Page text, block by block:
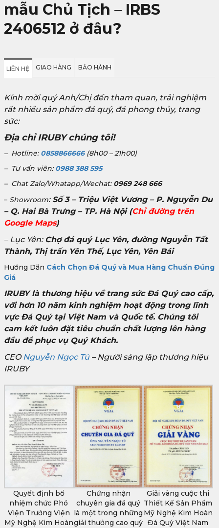
mẫu Chủ Tịch – IRBS
2406512 ở đâu?
LIÊN HỆ GIAO HÀNG BẢO HÀNH
Kính mời quý Anh/Chị đến tham quan, trải nghiệm
rất nhiều sản phẩm đá quý, đá phong thủy, trang
sức:
Địa chỉ IRUBY chúng tôi!
– Hotline: 0858866666(8h00 – 21h00)
– Tư vấn viên: 0988 388 595
– Chat Zalo/Whatapp/Wechat: 0969 248 666
– Showroom: Số 3 – Triệu Việt Vương – P. Nguyễn Du
– Q. Hai Bà Trưng – TP. Hà Nội(Chỉ đường trên
Google Maps)
– Lục Yên: Chợ đá quý Lục Yên, đường Nguyễn Tất
Thành, Thị trấn Yên Thế, Lục Yên, Yên Bái
Hướng Dẫn Cách Chọn Đá Quý và Mua Hàng Chuẩn Đúng
Giá
IRUBY là thương hiệu về trang sức Đá Quý cao cấp,
với hơn 10 năm kinh nghiệm hoạt động trong lĩnh
vực Đá Quý tại Việt Nam và Quốc tế. Chúng tôi
cam kết luôn đặt tiêu chuẩn chất lượng lên hàng
đầu để phục vụ Quý Khách.
CEONguyễn Ngọc Tú– Người sáng lập thương hiệu
IRUBY
Quyết định bổ
nhiệm chức Phó
Viện Trưởng Viện
Mỹ Nghệ Kim Hoàn
Chứng nhận
chuyên gia đá quý
là một trong những
giải thưởng cao quý
Giải vàng cuộc thi
Thiết Kế Sản Phẩm
Mỹ Nghệ Kim Hoàn
Đá Quý Việt Nam